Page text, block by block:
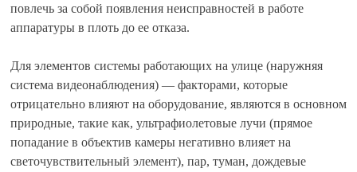
повлечь за собой появления неисправностей в работе
аппаратуры в плоть до ее отказа.
Для элементов системы работающих на улице (наружняя
система видеонаблюдения) — факторами, которые
отрицательно влияют на оборудование, являются в основном
природные, такие как, ультрафиолетовые лучи (прямое
попадание в объектив камеры негативно влияет на
светочувствительный элемент), пар, туман, дождевые